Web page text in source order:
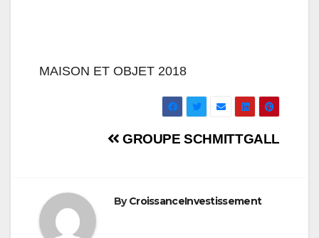
MAISON ET OBJET 2018
Navigation
l’article
GROUPE SCHMITTGALL
ByCroissanceInvestissement